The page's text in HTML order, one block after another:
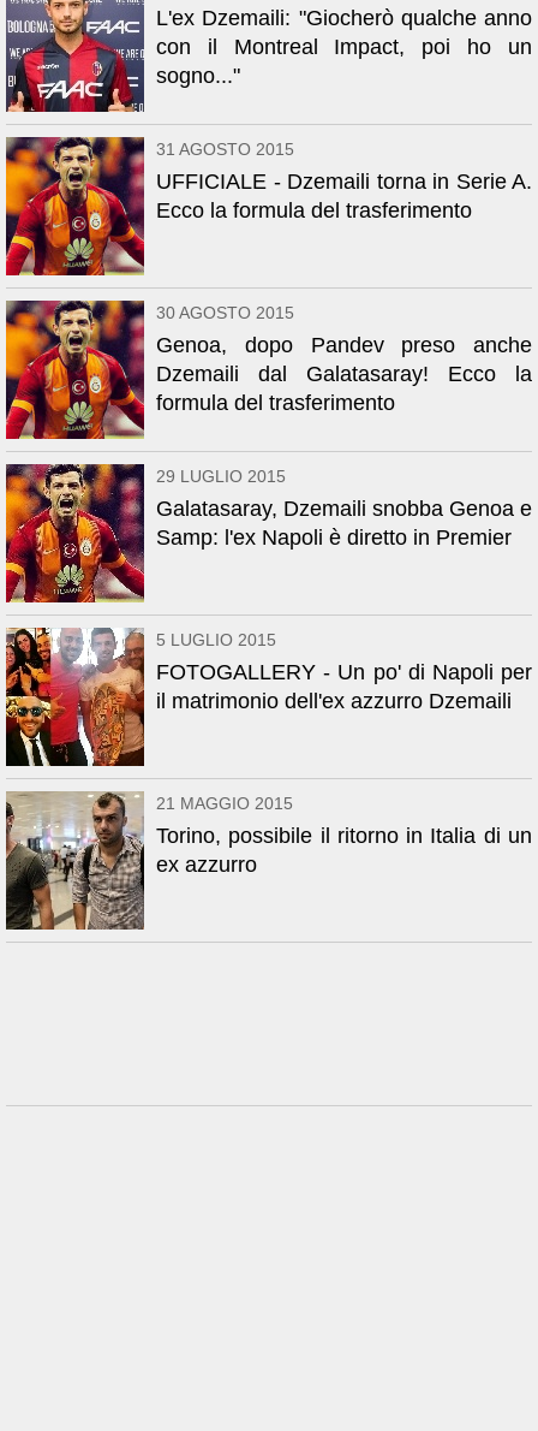
L'ex Dzemaili: "Giocherò qualche anno
con il Montreal Impact, poi ho un
sogno..."
31 AGOSTO 2015
UFFICIALE - Dzemaili torna in Serie A.
Ecco la formula del trasferimento
30 AGOSTO 2015
Genoa, dopo Pandev preso anche
Dzemaili dal Galatasaray! Ecco la
formula del trasferimento
29 LUGLIO 2015
Galatasaray, Dzemaili snobba Genoa e
Samp: l'ex Napoli è diretto in Premier
5 LUGLIO 2015
FOTOGALLERY - Un po' di Napoli per
il matrimonio dell'ex azzurro Dzemaili
21 MAGGIO 2015
Torino, possibile il ritorno in Italia di un
ex azzurro